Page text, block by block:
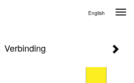
English
Verbinding